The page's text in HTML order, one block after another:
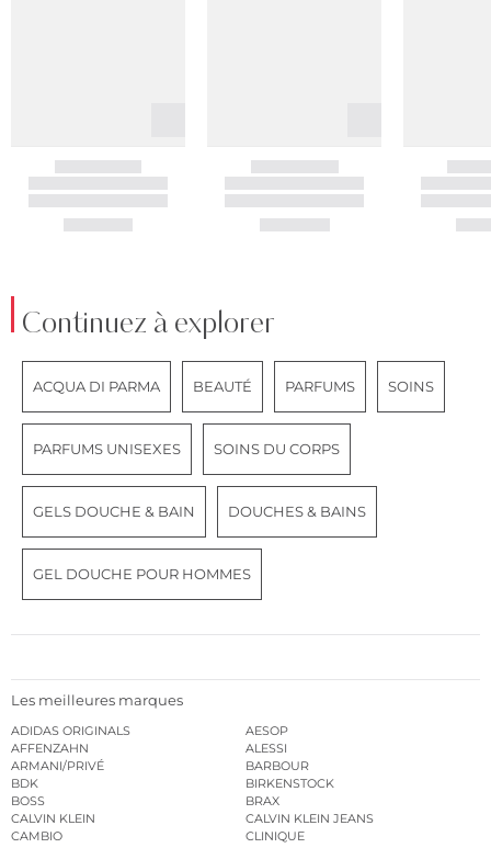
Continuez à explorer
ACQUA DI PARMA BEAUTÉ PARFUMS SOINS
PARFUMS UNISEXES SOINS DU CORPS
GELS DOUCHE & BAIN DOUCHES & BAINS
GEL DOUCHE POUR HOMMES
Les meilleures marques
ADIDAS ORIGINALS
AESOP
AFFENZAHN
ALESSI
ARMANI/PRIVÉ
BARBOUR
BDK
BIRKENSTOCK
BOSS
BRAX
CALVIN KLEIN
CALVIN KLEIN JEANS
CAMBIO
CLINIQUE